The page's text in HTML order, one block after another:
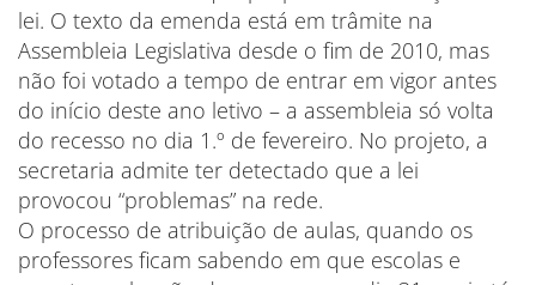
lei. O texto da emenda está em trâmite na
Assembleia Legislativa desde o fim de 2010, mas
não foi votado a tempo de entrar em vigor antes
do início deste ano letivo – a assembleia só volta
do recesso no dia 1.º de fevereiro. No projeto, a
secretaria admite ter detectado que a lei
provocou “problemas” na rede.
O processo de atribuição de aulas, quando os
professores ficam sabendo em que escolas e